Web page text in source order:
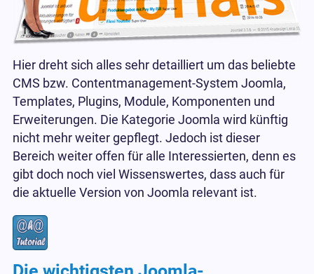
Hier dreht sich alles sehr detailliert um das beliebte
CMS bzw. Contentmanagement-System Joomla,
Templates, Plugins, Module, Komponenten und
Erweiterungen. Die Kategorie Joomla wird künftig
nicht mehr weiter gepflegt. Jedoch ist dieser
Bereich weiter offen für alle Interessierten, denn es
gibt doch noch viel Wissenswertes, dass auch für
die aktuelle Version von Joomla relevant ist.